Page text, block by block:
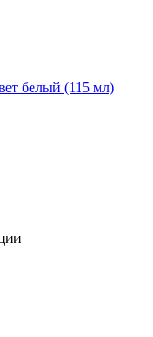
белый (115 мл)